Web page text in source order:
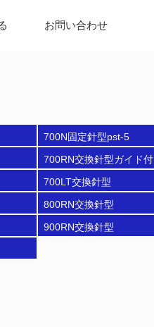
お問い合わせ
700N固定針型pst-5
700RN交換針型ガイド付
700LT交換針型
800RN交換針型
900RN交換針型